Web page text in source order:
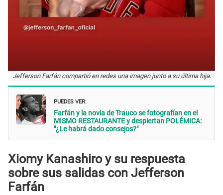
Jefferson Farfán compartió en redes una imagen junto a su última hija.
PUEDES VER:
Farfán y la novia de Trauco se fotografían en el
MISMO RESTAURANTE y despiertan POLÉMICA:
"¿Le habrá dado consejos?"
Xiomy Kanashiro y su respuesta
sobre sus salidas con Jefferson
Farfán